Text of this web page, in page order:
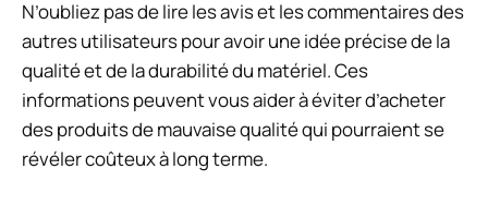
N’oubliez pas de lire les avis et les commentaires des
autres utilisateurs pour avoir une idée précise de la
qualité et de la durabilité du matériel. Ces
informations peuvent vous aider à éviter d’acheter
des produits de mauvaise qualité qui pourraient se
révéler coûteux à long terme.